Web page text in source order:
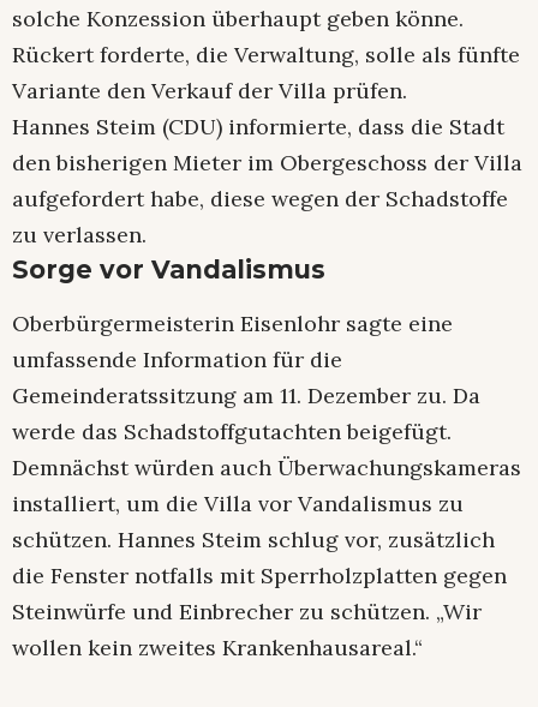
solche Konzession überhaupt geben könne.
Rückert forderte, die Verwaltung, solle als fünfte
Variante den Verkauf der Villa prüfen.
Hannes Steim (CDU) informierte, dass die Stadt
den bisherigen Mieter im Obergeschoss der Villa
aufgefordert habe, diese wegen der Schadstoffe
zu verlassen.
Sorge vor Vandalismus
Oberbürgermeisterin Eisenlohr sagte eine
umfassende Information für die
Gemeinderatssitzung am 11. Dezember zu. Da
werde das Schadstoffgutachten beigefügt.
Demnächst würden auch Überwachungskameras
installiert, um die Villa vor Vandalismus zu
schützen. Hannes Steim schlug vor, zusätzlich
die Fenster notfalls mit Sperrholzplatten gegen
Steinwürfe und Einbrecher zu schützen. „Wir
wollen kein zweites Krankenhausareal.“